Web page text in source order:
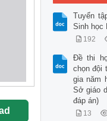
Tuyển
Sinh học
192
Đề thi
chọn đội
gia năm
Sở giáo
đáp án)
13